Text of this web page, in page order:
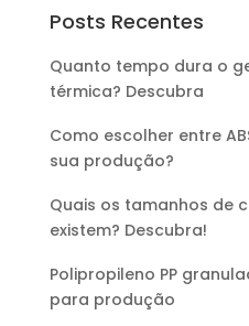
Posts Recentes
Quanto tempo dura o
térmica? Descubra
Como escolher entre
sua produção?
Quais os tamanhos de
existem? Descubra!
Polipropileno PP
para produção